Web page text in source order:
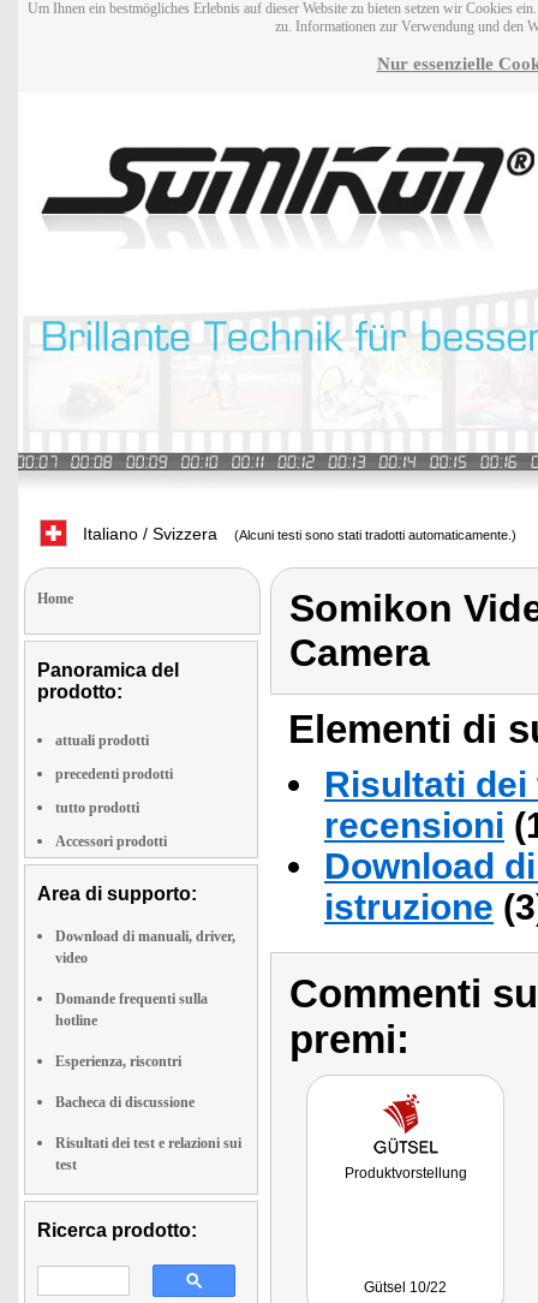
Um Ihnen ein bestmögliches Erlebnis auf dieser Website zu bieten setzen wir Cookies
zu. Informationen zur Verwendung und den
Nur essenzielle
Italiano / Svizzera (Alcuni testi sono stati tradotti automaticamente.)
Home
Panoramica del
prodotto:
attuali prodotti
precedenti prodotti
tutto prodotti
Accessori prodotti
Area di supporto:
Download di manuali, driver,
video
Domande frequenti sulla
hotline
Esperienza, riscontri
Bacheca di discussione
Risultati dei test e relazioni sui
test
Ricerca prodotto:
Somikon
Camera
Elementi di
Risultati
recensioni
Download
istruzione
Commenti
premi:
Produktvorstellung
Gütsel 10/22